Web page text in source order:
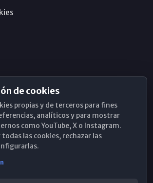
de cookies
propias y de terceros para fines
analíticos y para mostrar
como YouTube, X o Instagram.
todas las cookies, rechazar las